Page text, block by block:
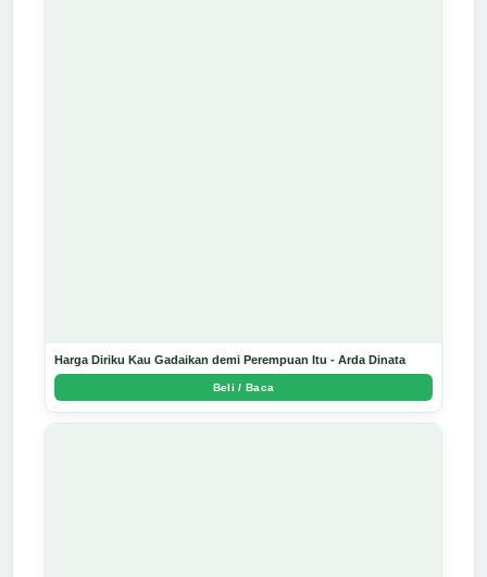
Harga Diriku Kau Gadaikan demi Perempuan Itu - Arda Dinata
Beli / Baca